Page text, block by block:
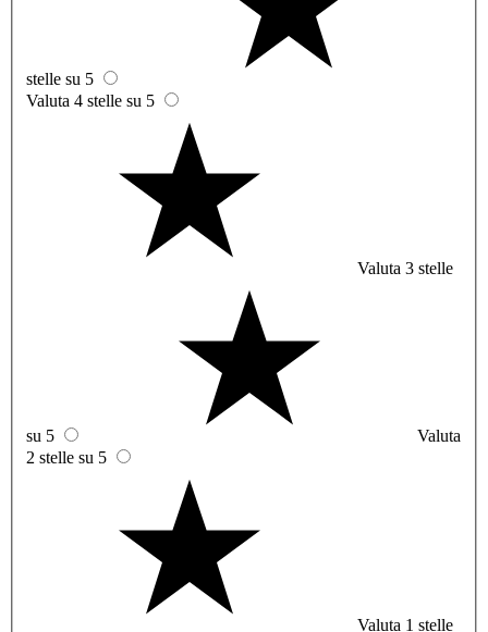
stelle su 5
Valuta 4 stelle su 5
Valuta 3 stelle
su 5
Valuta
2 stelle su 5
Valuta 1 stelle